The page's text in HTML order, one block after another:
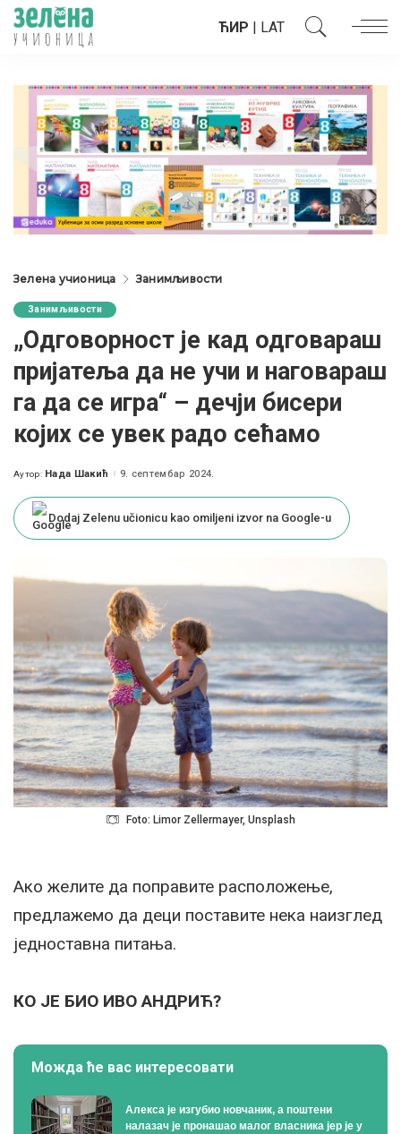
ЋИР | LAT
Зелена учионица Занимљивости
Занимљивости
„Одговорност је кад одговараш
пријатеља да не учи и наговараш
га да се игра“ – дечји бисери
којих се увек радо сећамо
Posted
Аутор: Нада Шакић 9. септембар 2024.
Dodaj Zelenu učionicu kao omiljeni izvor na Google-u
Foto: Limor Zellermayer, Unsplash
Ако желите да поправите расположење,
предлажемо да деци поставите нека наизглед
једноставна питања.
КО ЈЕ БИО ИВО АНДРИЋ?
Можда ће вас интересовати
Алекса је изгубио новчаник, а поштени
налазач је пронашао малог власника јер је у